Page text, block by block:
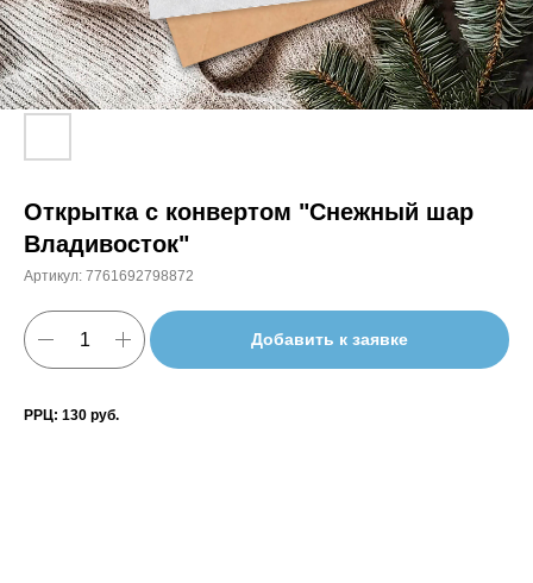
Открытка c конвертом "Снежный шар
Владивосток"
Артикул: 7761692798872
Добавить к заявке
РРЦ: 130 руб.